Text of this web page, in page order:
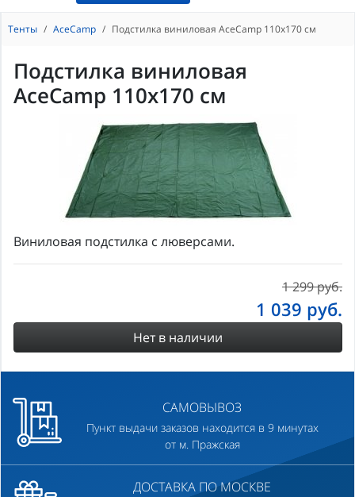
Тенты AceCamp Подстилка виниловая AceCamp 110x170 см
Подстилка виниловая
AceCamp 110x170 см
Виниловая подстилка с люверсами.
1 299 руб.
1 039 руб.
Нет в наличии
САМОВЫВОЗ
Пункт выдачи заказов находится в 9 минутах
от м. Пражская
ДОСТАВКА ПО МОСКВЕ